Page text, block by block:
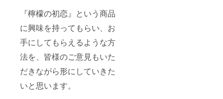
『檸檬の初恋』という商品
に興味を持ってもらい、お
手にしてもらえるような方
法を、皆様のご意見もいた
だきながら形にしていきた
いと思います。